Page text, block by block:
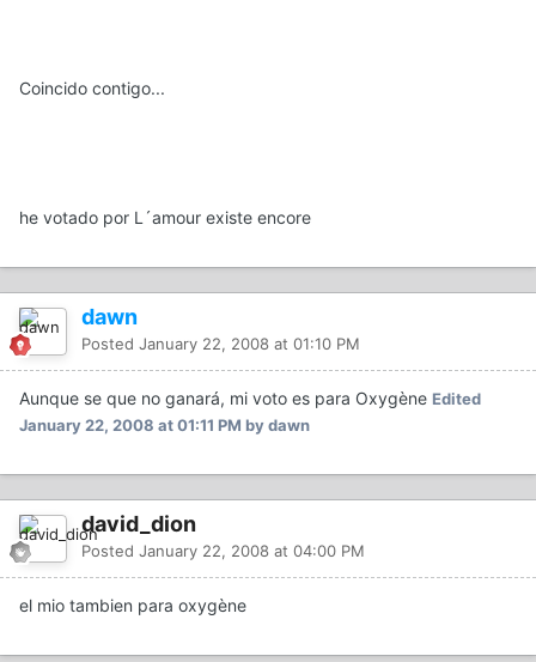
Coincido contigo...
he votado por L´amour existe encore
dawn
Posted January 22, 2008 at 01:10 PM
Aunque se que no ganará, mi voto es para Oxygène Edited
January 22, 2008 at 01:11 PM by dawn
david_dion
Posted January 22, 2008 at 04:00 PM
el mio tambien para oxygène